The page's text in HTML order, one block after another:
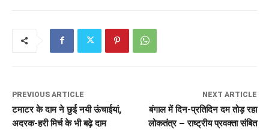
PREVIOUS ARTICLE
टमाटर के दाम ने छुई नयी ऊंचाईयां,
अदरक-हरी मिर्च के भी बढ़े दाम
NEXT ARTICLE
बंगाल में दिन-प्रतिदिन दम तोड़ रहा
लोकतंत्र – राष्ट्रीय प्रवक्ता संबित